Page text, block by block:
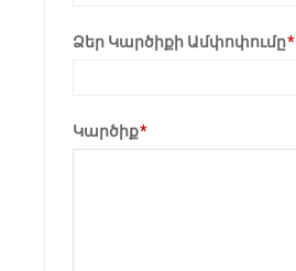
*
Ձեր Կարծիքի Ամփոփումը
*
Կարծիք